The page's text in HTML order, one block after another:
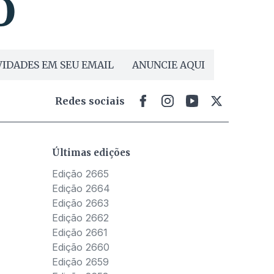
EM SEU EMAIL ANUNCIE AQUI
Redes sociais
Últimas edições
Edição 2665
Edição 2664
Edição 2663
Edição 2662
Edição 2661
Edição 2660
Edição 2659